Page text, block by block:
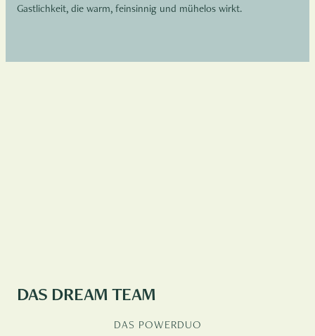
Gastlichkeit, die warm, feinsinnig und mühelos wirkt.
DAS DREAM TEAM
DAS POWERDUO